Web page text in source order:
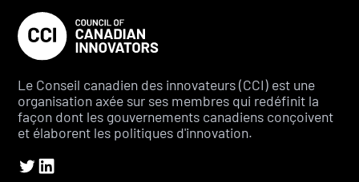
Le Conseil canadien des innovateurs (CCI) est une
organisation axée sur ses membres qui redéfinit la
façon dont les gouvernements canadiens conçoivent
et élaborent les politiques d'innovation.